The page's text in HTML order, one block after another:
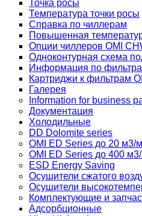
Точка росы
Температура точки росы
Справка по чиллерам
Повышенная
Опции чиллеров OMI
Одноконтурная схема
Информация по
Картриджи к фильтрам
Галерея
Information for business
Документация
Холодильные
DD Dolomite series
OMI ED Series до 20 м3/
OMI ED Series до 400
ESD Energy Saving
Осушители сжатого
Осушители
Комплектующие и
Адсорбционные